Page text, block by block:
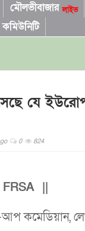
মৌলভীবাজারলাইভ
যে
0 824
FRSA ||
আপ